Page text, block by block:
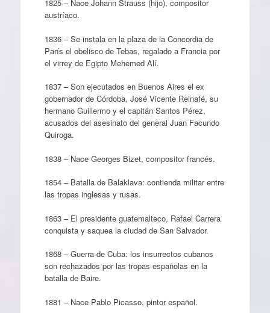
1825 – Nace Johann Strauss (hijo), compositor
austríaco.
1836 – Se instala en la plaza de la Concordia de
París el obelisco de Tebas, regalado a Francia por
el virrey de Egipto Mehemed Alí.
1837 – Son ejecutados en Buenos Aires el ex
gobernador de Córdoba, José Vicente Reinafé, su
hermano Guillermo y el capitán Santos Pérez,
acusados del asesinato del general Juan Facundo
Quiroga.
1838 – Nace Georges Bizet, compositor francés.
1854 – Batalla de Balaklava: contienda militar entre
las tropas inglesas y rusas.
1863 – El presidente guatemalteco, Rafael Carrera
conquista y saquea la ciudad de San Salvador.
1868 – Guerra de Cuba: los insurrectos cubanos
son rechazados por las tropas españolas en la
batalla de Baire.
1881 – Nace Pablo Picasso, pintor español.